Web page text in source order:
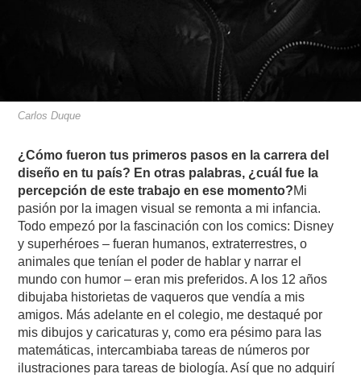
Carlos Duque
¿Cómo fueron tus primeros pasos en la carrera del
diseño en tu país? En otras palabras, ¿cuál fue la
percepción de este trabajo en ese momento?Mi
pasión por la imagen visual se remonta a mi infancia.
Todo empezó por la fascinación con los comics: Disney
y superhéroes – fueran humanos, extraterrestres, o
animales que tenían el poder de hablar y narrar el
mundo con humor – eran mis preferidos. A los 12 años
dibujaba historietas de vaqueros que vendía a mis
amigos. Más adelante en el colegio, me destaqué por
mis dibujos y caricaturas y, como era pésimo para las
matemáticas, intercambiaba tareas de números por
ilustraciones para tareas de biología. Así que no adquirí